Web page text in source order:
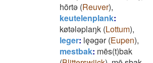
hōrtǝ (Reuver),
keutelenplank:
køtǝlǝplaŋk (Lottum),
leger: lęǝgǝr(Eupen),
mestbak: mēs(t)bak